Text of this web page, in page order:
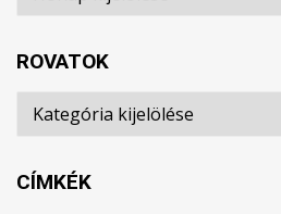
ROVATOK
Rovatok
CÍMKÉK